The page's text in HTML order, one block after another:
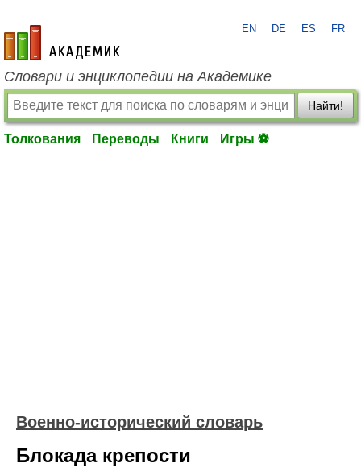
academic.ru
EN DE ES FR
Словари и энциклопедии на Академике
Найти!
Толкования Переводы Книги Игры ⚽
Военно-исторический словарь
Блокада крепости